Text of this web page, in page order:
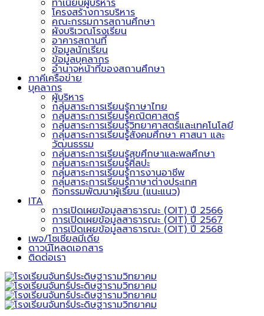
ทำเนียบผู้บริหาร
โครงสร้างการบริหาร
คณะกรรมการสถานศึกษา
ผังบริเวณโรงเรียน
อาคารสถานที่
ข้อมูลนักเรียน
ข้อมูลบุคลากร
อำนาจหน้าที่ของสถานศึกษา
ภาคีเครือข่าย
บุคลากร
ผู้บริหาร
กลุ่มสาระการเรียนรู้ภาษาไทย
กลุ่มสาระการเรียนรู้คณิตศาสตร์
กลุ่มสาระการเรียนรู้วิทยาศาสตร์และเทคโนโลยี
กลุ่มสาระการเรียนรู้สังคมศึกษา ศาสนา และ
วัฒนธรรม
กลุ่มสาระการเรียนรู้สุขศึกษาและพลศึกษา
กลุ่มสาระการเรียนรู้ศิลปะ
กลุ่มสาระการเรียนรู้การงานอาชีพ
กลุ่มสาระการเรียนรู้ภาษาต่างประเทศ
กิจกรรมพัฒนาผู้เรียน (แนะแนว)
ITA
การเปิดเผยข้อมูลสาธารณะ (OIT) ปี 2566
การเปิดเผยข้อมูลสาธารณะ (OIT) ปี 2567
การเปิดเผยข้อมูลสาธารณะ (OIT) ปี 2568
เพจ/โซเชียลมีเดีย
ดาวน์โหลดเอกสาร
ติดต่อเรา